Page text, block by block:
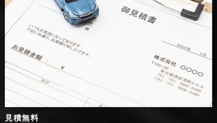
見積無料